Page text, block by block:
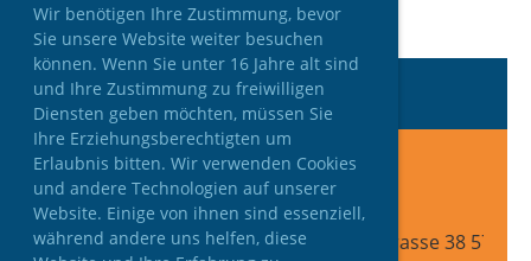
Wir benötigen Ihre Zustimmung, bevor
Sie unsere Website weiter besuchen
können. Wenn Sie unter 16 Jahre alt sind
und Ihre Zustimmung zu freiwilligen
Diensten geben möchten, müssen Sie
Ihre Erziehungsberechtigten um
Erlaubnis bitten. Wir verwenden Cookies
und andere Technologien auf unserer
Website. Einige von ihnen sind essenziell,
während andere uns helfen, diese
Samstag 05.09.2026
Trainingslager Hinterglemm
Mehrtägig
Typ
Training
Ort
Bundesschullandheim Saalbach Dorfstrasse 38 5754